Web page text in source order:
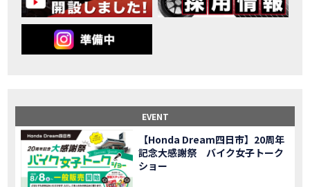
MOVIE こんなことある？！CB1000Fでツーリングイベントに参戦したのだが・・
【新車】CB1000Fで11時間ツーリングした素直なレビュー【モトブログ】Honda CB
MOVIE 【事故寸前】200kmレッカー、そしてさらなる原因が判明し、修理代が膨れ上がった結果
MOVIE 2025X-ADV 最高の旅バイクで街乗りも最適！ADVが20台でツーリングしました｜Honda ADV160
NEW BIKENEWS CB1000F販売中！！
MOVIE 【バイク女子】ごめんなさい。大切なツーリングでやらかしてしまった…
MOVIE 【バイク女子】下道444kmぶっ通しで走った結果がヤバかった
MOVIE 【バイク女子】最安！三重→東京〇〇〇円で行けちゃった
EVENT
【Honda Dream四日市】20周年
記念大感謝祭 バイク女子トーク
ショー